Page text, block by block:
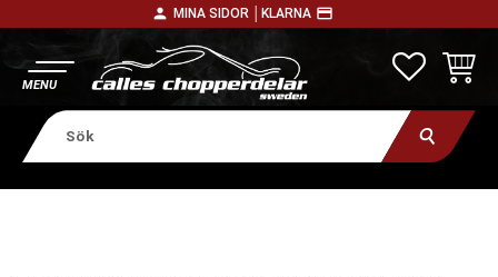
person MINA SIDOR │ KLARNA payment